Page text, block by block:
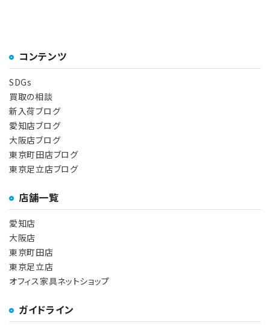
コンテンツ
SDGs
買取の相談
新入荷ブログ
愛知店ブログ
大阪店ブログ
東京町田店ブログ
東京足立店ブログ
店舗一覧
愛知店
大阪店
東京町田店
東京足立店
オフィス家具ネットショップ
ガイドライン